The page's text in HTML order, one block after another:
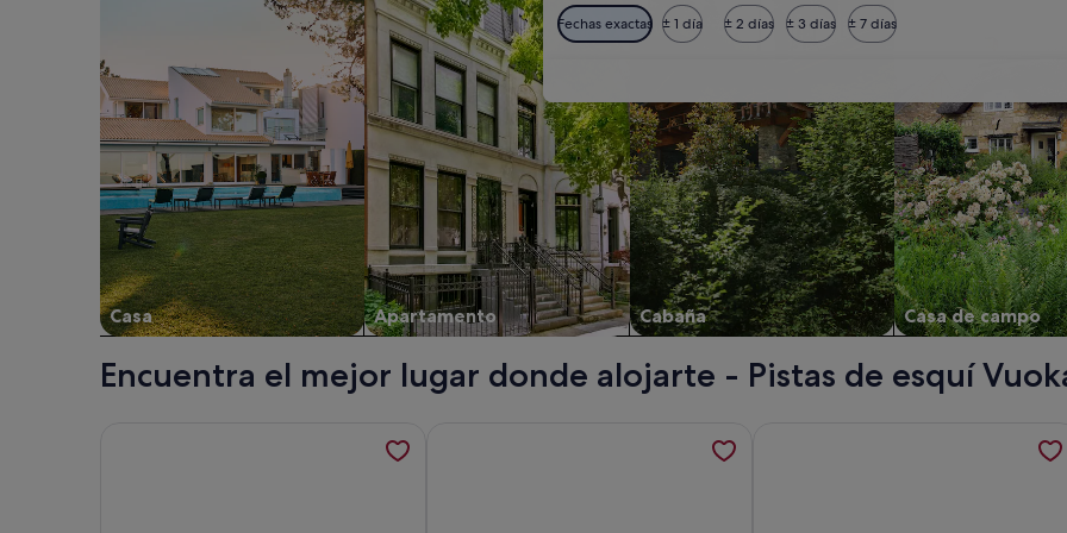
Fechas exactas ± 1 día ± 2 días ± 3 días ± 7 días
Casa Apartamento Cabaña Casa de campo
Encuentra el mejor lugar donde alojarte - Pistas de esquí